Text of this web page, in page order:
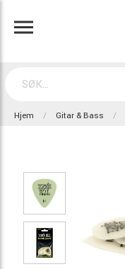
Hjem Gitar & Bass